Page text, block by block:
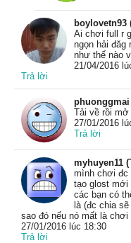
boylovetn93
Ai chơi full r
ngọn hải đăg
như thế nào
21/04/2016
Trả lời
Tải về rồi mở
27/01/2016
Trả lời
myhuyen11
mình chơi đc
tạo glost
các bạn có
là (đc chia
sao đó nếu nó mất là
27/01/2016 lúc 18:30
Trả lời